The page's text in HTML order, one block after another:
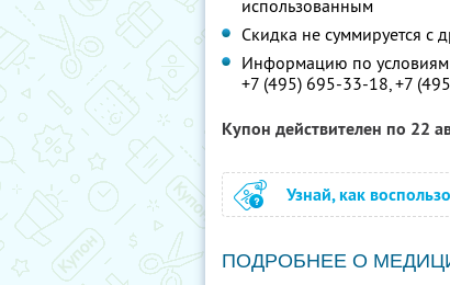
использованным
Скидка не суммируется с
Информацию по
+7 (495) 695-33-18, +7
Купон действителен по 22
Узнай, как
ПОДРОБНЕЕ О